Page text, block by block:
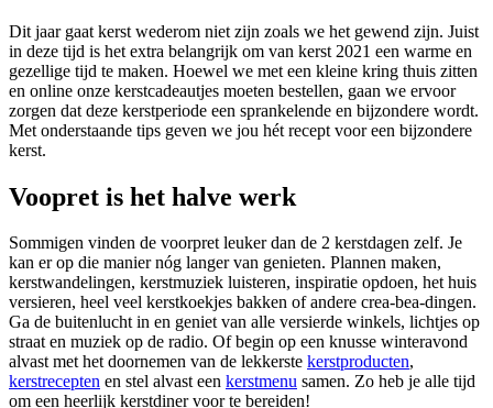
Dit jaar gaat kerst wederom niet zijn zoals we het gewend zijn. Juist
in deze tijd is het extra belangrijk om van kerst 2021 een warme en
gezellige tijd te maken. Hoewel we met een kleine kring thuis zitten
en online onze kerstcadeautjes moeten bestellen, gaan we ervoor
zorgen dat deze kerstperiode een sprankelende en bijzondere wordt.
Met onderstaande tips geven we jou hét recept voor een bijzondere
kerst.
Voopret is het halve werk
Sommigen vinden de voorpret leuker dan de 2 kerstdagen zelf. Je
kan er op die manier nóg langer van genieten. Plannen maken,
kerstwandelingen, kerstmuziek luisteren, inspiratie opdoen, het huis
versieren, heel veel kerstkoekjes bakken of andere crea-bea-dingen.
Ga de buitenlucht in en geniet van alle versierde winkels, lichtjes op
straat en muziek op de radio. Of begin op een knusse winteravond
alvast met het doornemen van de lekkerste kerstproducten,
kerstrecepten en stel alvast een kerstmenu samen. Zo heb je alle tijd
om een heerlijk kerstdiner voor te bereiden!